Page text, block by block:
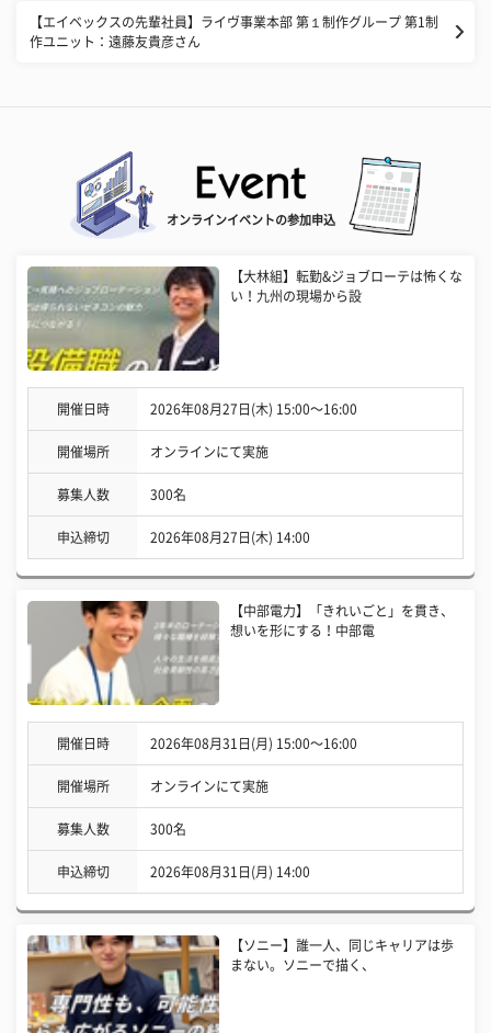
【エイベックスの先輩社員】ライヴ事業本部 第１制作グループ 第1制
作ユニット：遠藤友貴彦さん
オンラインイベントの参加申込
【大林組】転勤&ジョブローテは怖くな
い！九州の現場から設
開催日時 2026年08月27日(木) 15:00〜16:00
開催場所 オンラインにて実施
募集人数 300名
申込締切 2026年08月27日(木) 14:00
【中部電力】「きれいごと」を貫き、
想いを形にする！中部電
開催日時 2026年08月31日(月) 15:00〜16:00
開催場所 オンラインにて実施
募集人数 300名
申込締切 2026年08月31日(月) 14:00
【ソニー】誰一人、同じキャリアは歩
まない。ソニーで描く、